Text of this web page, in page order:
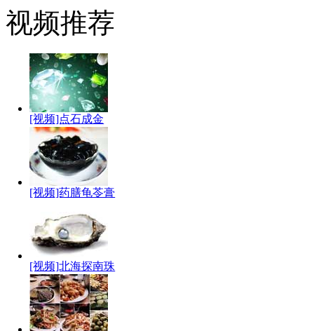
视频推荐
[视频]点石成金
[视频]药膳龟苓膏
[视频]北海探南珠